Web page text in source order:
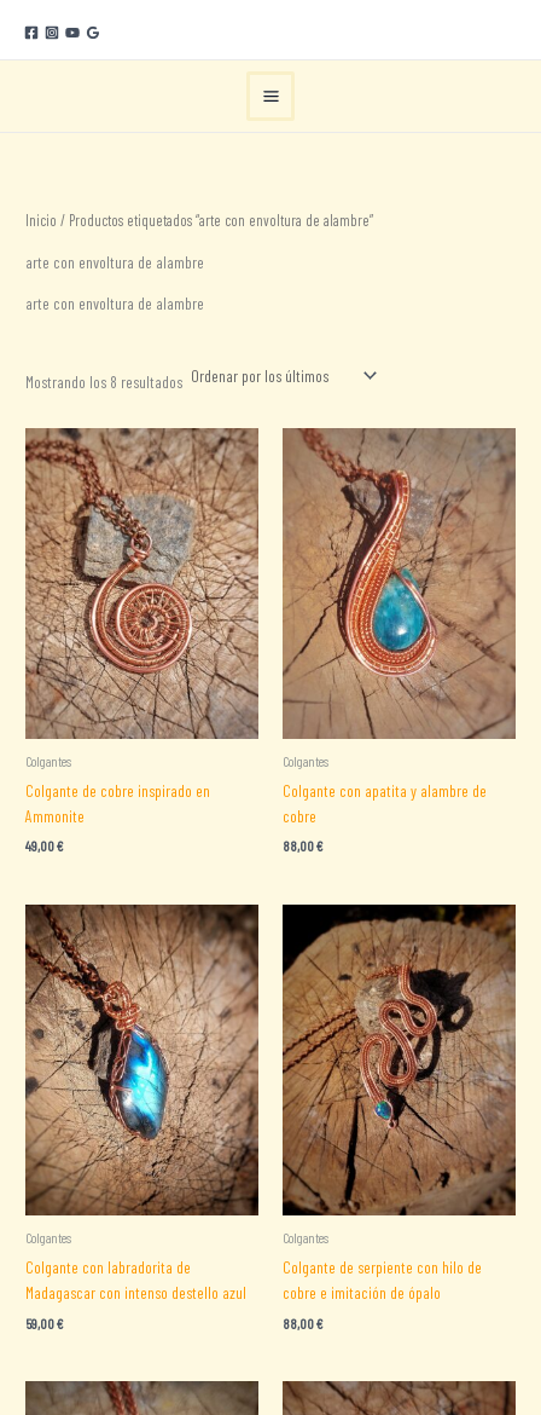
contenido
Inicio / Productos etiquetados “arte con envoltura de alambre”
arte con envoltura de alambre
arte con envoltura de alambre
Mostrando los 8 resultadosOrdenado
últimos
Colgantes
Colgante de cobre inspirado en
Ammonite
49,00€
Colgantes
Colgante con apatita y alambre de
cobre
88,00€
Colgantes
Colgante con labradorita de
Madagascar con intenso destello azul
59,00€
Colgantes
Colgante de serpiente con hilo de
cobre e imitación de ópalo
88,00€